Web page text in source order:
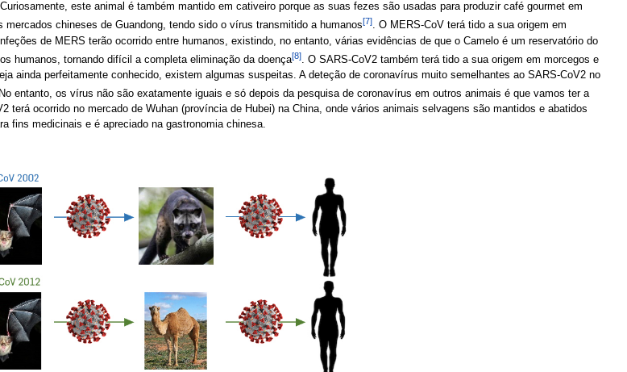
este animal é também mantido em cativeiro porque as suas fezes são usadas para produzir café gourmet em
chineses de Guandong, tendo sido o vírus transmitido a humanos[7]. O MERS-CoV terá tido a sua origem em
de MERS terão ocorrido entre humanos, existindo, no entanto, várias evidências de que o Camelo é um reservatório do
humanos, tornando difícil a completa eliminação da doença[8]
. O SARS-CoV2 também terá tido a sua origem em morcegos e
ainda perfeitamente conhecido, existem algumas suspeitas. A deteção de coronavírus muito semelhantes ao SARS-CoV2 no
entanto, os vírus não são exatamente iguais e só depois da pesquisa de coronavírus em outros animais é que vamos ter a
terá ocorrido no mercado de Wuhan (província de Hubei) na China, onde vários animais selvagens são mantidos e abatidos
fins medicinais e é apreciado na gastronomia chinesa.